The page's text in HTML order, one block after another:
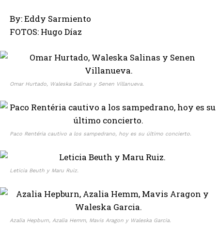
By: Eddy Sarmiento
FOTOS: Hugo Díaz
Omar Hurtado, Waleska Salinas y Senen Villanueva.
Paco Rentéria cautivo a los sampedrano, hoy es su último concierto.
Leticia Beuth y Maru Ruiz.
Azalia Hepburn, Azalia Hemm, Mavis Aragon y Waleska Garcia.